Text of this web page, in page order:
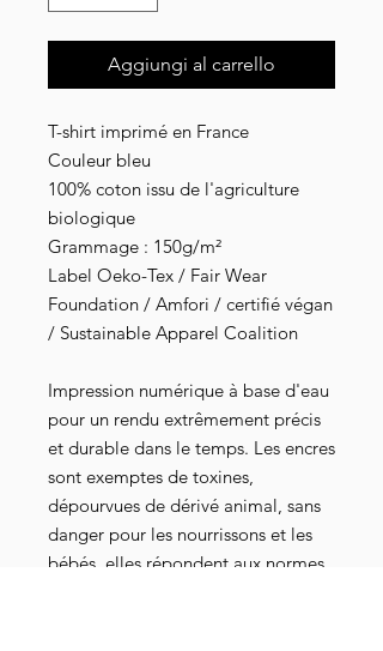
Aggiungi al carrello
T-shirt imprimé en France
Couleur bleu
100% coton issu de l'agriculture
biologique
Grammage : 150g/m²
Label Oeko-Tex / Fair Wear
Foundation / Amfori / certifié végan
/ Sustainable Apparel Coalition
Impression numérique à base d'eau
pour un rendu extrêmement précis
et durable dans le temps. Les encres
sont exemptes de toxines,
dépourvues de dérivé animal, sans
danger pour les nourrissons et les
bébés, elles répondent aux normes